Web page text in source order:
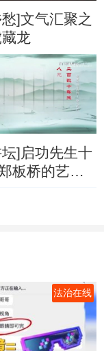
]文气汇聚之
龙
]启功先生十
板桥的艺术
法治在线